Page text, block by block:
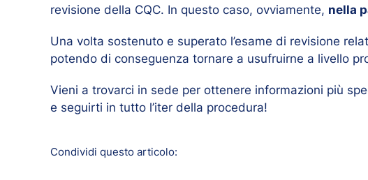
revisione della CQC. In questo caso, ovviamente, nella
Una volta sostenuto e superato l’esame di revisione
potendo di conseguenza tornare a usufruirne a livello
Vieni a trovarci in sede per ottenere informazioni più
e seguirti in tutto l’iter della procedura!
Condividi questo articolo: